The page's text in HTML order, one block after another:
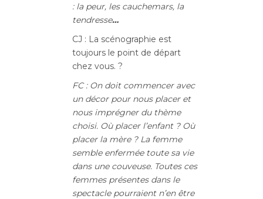
: la peur, les cauchemars, la
tendresse…
CJ : La scénographie est
toujours le point de départ
chez vous. ?
FC : On doit commencer avec
un décor pour nous placer et
nous imprégner du thème
choisi. Où placer l’enfant ? Où
placer la mère ? La femme
semble enfermée toute sa vie
dans une couveuse. Toutes ces
femmes présentes dans le
spectacle pourraient n’en être